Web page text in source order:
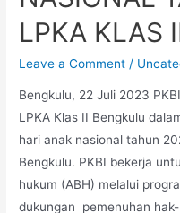
LPKA KLAS
Leave a Comment /
Bengkulu, 22 Juli 2023
LPKA Klas II Bengkulu
hari anak nasional tahun
Bengkulu. PKBI bekerja
hukum (ABH) melalui
dukungan pemenuhan